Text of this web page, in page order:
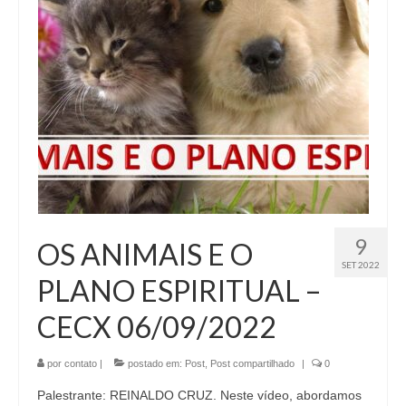
9
SET 2022
OS ANIMAIS E O
PLANO ESPIRITUAL –
CECX 06/09/2022
por contato | postado em: Post Post compartilhado | 0
Palestrante: REINALDO CRUZ. Neste vídeo, abordamos